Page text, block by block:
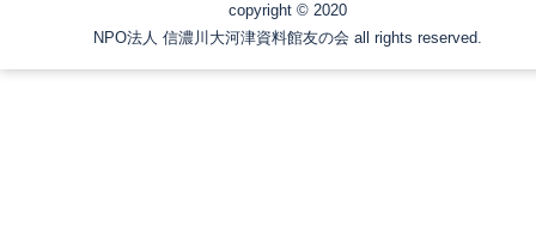
copyright © 2020
NPO法人 信濃川大河津資料館友の会 all rights reserved.